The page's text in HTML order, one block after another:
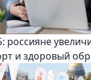
россияне
и здоровый